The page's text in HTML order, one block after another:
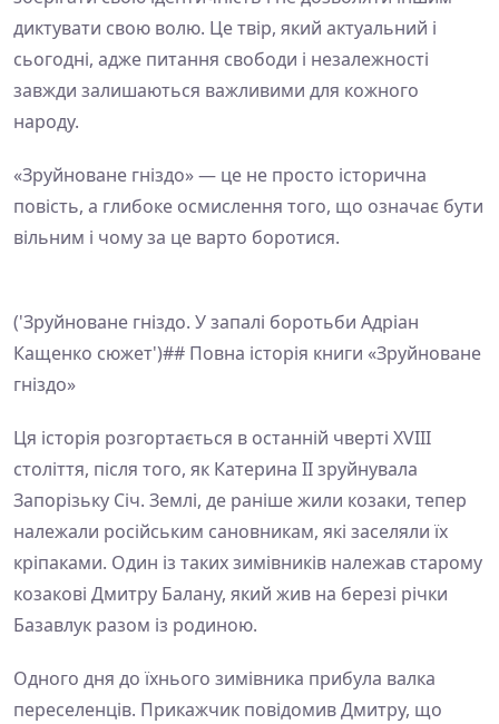
диктувати свою волю. Це твір, який актуальний і
сьогодні, адже питання свободи і незалежності
завжди залишаються важливими для кожного
народу.
«Зруйноване гніздо» — це не просто історична
повість, а глибоке осмислення того, що означає бути
вільним і чому за це варто боротися.
('Зруйноване гніздо. У запалі боротьби Адріан
Кащенко сюжет')## Повна історія книги «Зруйноване
гніздо»
Ця історія розгортається в останній чверті XVIII
століття, після того, як Катерина ІІ зруйнувала
Запорізьку Січ. Землі, де раніше жили козаки, тепер
належали російським сановникам, які заселяли їх
кріпаками. Один із таких зимівників належав старому
козакові Дмитру Балану, який жив на березі річки
Базавлук разом із родиною.
Одного дня до їхнього зимівника прибула валка
переселенців. Прикажчик повідомив Дмитру, що